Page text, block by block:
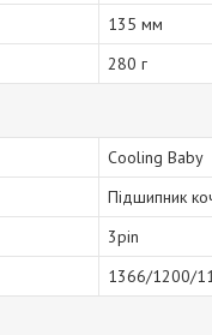
135 мм
280 г
Cooling Baby
Підшипник
3pin
1366/1200/